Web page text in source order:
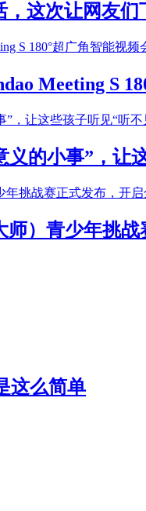
这次让网友们
Meeting S
义的小事”，让
）青少年挑
这么简单